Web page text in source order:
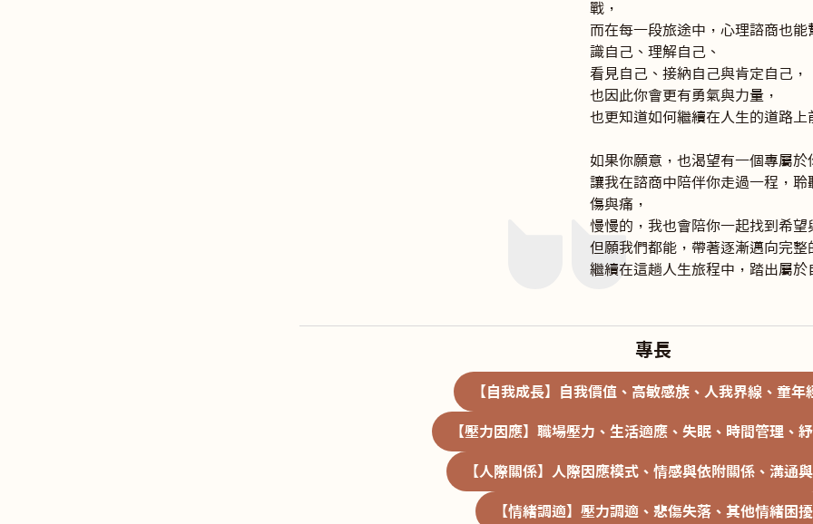
戰，
而在每一段旅途中，心理諮商也
識自己、理解自己、
看見自己、接納自己與肯定自己，
也因此你會更有勇氣與力量，
也更知道如何繼續在人生的道路上
如果你願意，也渴望有一個專屬於
讓我在諮商中陪伴你走過一程，
傷與痛，
慢慢的，我也會陪你一起找到希望
但願我們都能，帶著逐漸邁向完整
繼續在這趟人生旅程中，踏出屬於
專長
【自我成長】自我價值、高敏感族、人我界線、童年
【壓力因應】職場壓力、生活適應、失眠、時間管理、
【人際關係】人際因應模式、情感與依附關係、溝通
【情緒調適】壓力調適、悲傷失落、其他情緒困擾